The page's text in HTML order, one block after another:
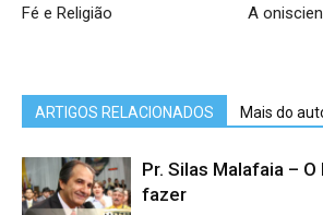
Fé e Religião
A
ARTIGOS RELACIONADOS Mais do
Pr. Silas Malafaia –
fazer